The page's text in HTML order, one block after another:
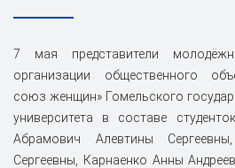
7 мая представители
организации общественного
союз женщин» Гомельского
университета в составе
Абрамович Алевтины
Сергеевны, Карнаенко Анны